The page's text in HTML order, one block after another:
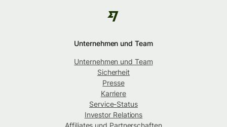
Unternehmen und Team
Unternehmen und Team
Sicherheit
Presse
Karriere
Service-Status
Investor Relations
Affiliates und Partnerschaften